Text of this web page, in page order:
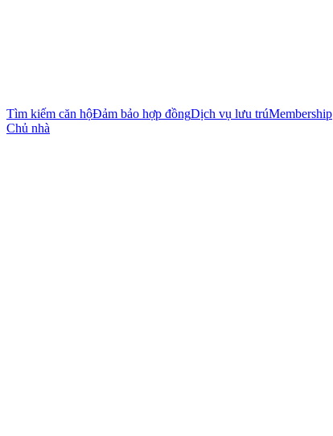
Tìm kiếm căn hộĐảm bảo hợp đồngDịch vụ lưu trúMembership
Chủ nhà